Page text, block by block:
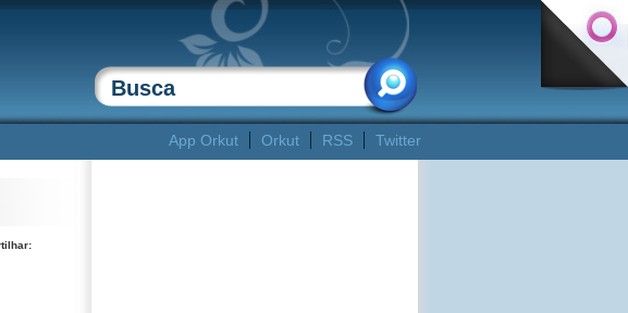
App Orkut Orkut RSS Twitter